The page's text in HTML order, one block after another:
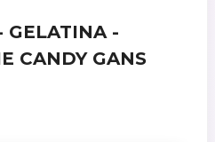
GELATINA -
CANDY GANS